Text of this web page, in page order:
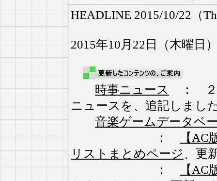
HEADLINE 2015/10/22（
2015年10月22日（木曜日
時事ニュース
： ２
ニュースを、追記しまし
音楽ゲームデータベ
：
【AC
リストまとめページ、更
：
【AC